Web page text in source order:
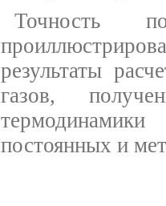
Точность
результаты
газов,
постоянных и